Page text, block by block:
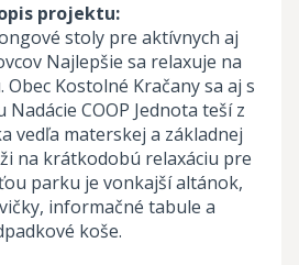
projektu:
stoly pre aktívnych aj
Najlepšie sa relaxuje na
Obec Kostolné Kračany sa aj s
COOP Jednota teší z
vedľa materskej a základnej
na krátkodobú relaxáciu pre
parku je vonkajší altánok,
informačné tabule a
koše.